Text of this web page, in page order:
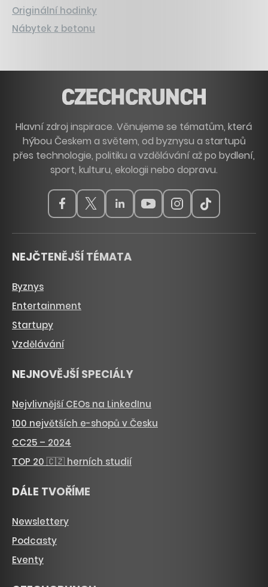
Originální hodinky
Nábytek z betonu
Hlavní zdroj inspirace. Věnujeme se tématům, která
hýbou Českem a světem, od byznysu a startupů
přes technologie, politiku a vzdělávání až po bydlení,
sport, kulturu, ekologii nebo dopravu.
NEJČTENĚJŠÍ TÉMATA
Byznys
Entertainment
Startupy
Vzdělávání
NEJNOVĚJŠÍ SPECIÁLY
Nejvlivnější CEOs na LinkedInu
100 největších e-shopů v Česku
CC25 – 2024
TOP 20 🇨🇿 herních studií
DÁLE TVOŘÍME
Newslettery
Podcasty
Eventy